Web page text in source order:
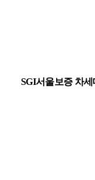
SGI서울보증 차